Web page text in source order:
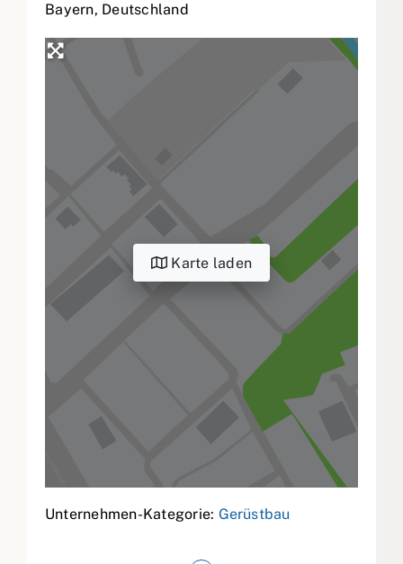
Bayern, Deutschland
Karte laden
Unternehmen-Kategorie: Gerüstbau